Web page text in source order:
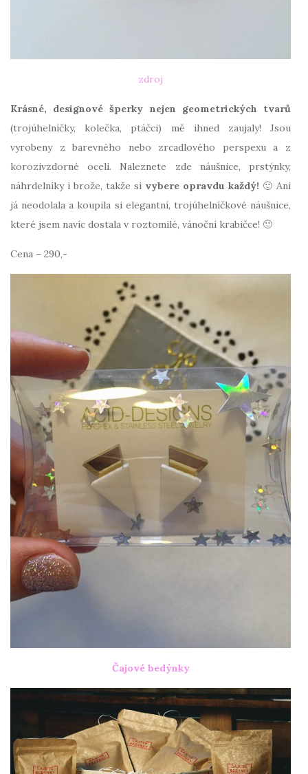
zdroj
Krásné, designové šperky nejen geometrických tvarů
(trojúhelníčky, kolečka, ptáčci) mě ihned zaujaly! Jsou
vyrobeny z barevného nebo zrcadlového perspexu a z
korozivzdorné oceli. Naleznete zde náušnice, prstýnky,
náhrdelníky i brože, takže si vybere opravdu každý! 🙂 Ani
já neodolala a koupila si elegantní, trojúhelníčkové náušnice,
které jsem navíc dostala v roztomilé, vánoční krabičce! 🙂
Cena – 290,-
Čajové bedýnky